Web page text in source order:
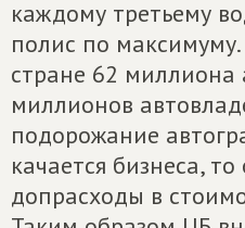
каждому третьему
полис по максимуму.
стране 62
миллионов
подорожание
качается бизнеса,
допрасходы в